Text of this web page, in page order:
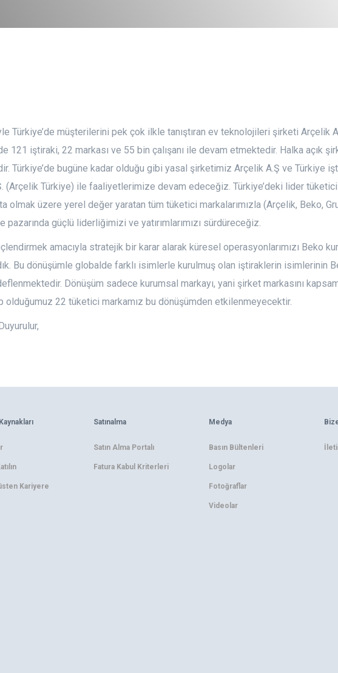
Türkiye’de müşterilerini pek çok ilkle tanıştıran ev teknolojileri şirketi Arçelik
121 iştiraki, 22 markası ve 55 bin çalışanı ile devam etmektedir. Halka açık
Türkiye’de bugüne kadar olduğu gibi yasal şirketimiz Arçelik A.Ş ve Türkiye
(Arçelik Türkiye) ile faaliyetlerimize devam edeceğiz. Türkiye’deki lider tüketici
olmak üzere yerel değer yaratan tüm tüketici markalarımızla (Arçelik, Beko,
güçlü liderliğimizi ve yatırımlarımızı sürdüreceğiz.
amacıyla stratejik bir karar alarak küresel operasyonlarımızı Beko
Bu dönüşümle globalde farklı isimlerle kurulmuş olan iştiraklerin isimlerinin
Dönüşüm sadece kurumsal markayı, yani şirket markasını
olduğumuz 22 tüketici markamız bu dönüşümden etkilenmeyecektir.
Kariyere
Satınalma
Satın Alma Portalı
Fatura Kabul Kriterleri
Medya
Basın Bültenleri
Logolar
Fotoğraflar
Videolar